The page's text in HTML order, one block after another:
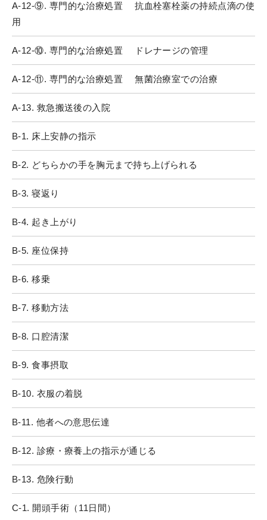
A-12-⑨. 専門的な治療処置 抗血栓塞栓薬の持続点滴の使
用
A-12-⑩. 専門的な治療処置 ドレナージの管理
A-12-⑪. 専門的な治療処置 無菌治療室での治療
A-13. 救急搬送後の入院
B-1. 床上安静の指示
B-2. どちらかの手を胸元まで持ち上げられる
B-3. 寝返り
B-4. 起き上がり
B-5. 座位保持
B-6. 移乗
B-7. 移動方法
B-8. 口腔清潔
B-9. 食事摂取
B-10. 衣服の着脱
B-11. 他者への意思伝達
B-12. 診療・療養上の指示が通じる
B-13. 危険行動
C-1. 開頭手術（11日間）